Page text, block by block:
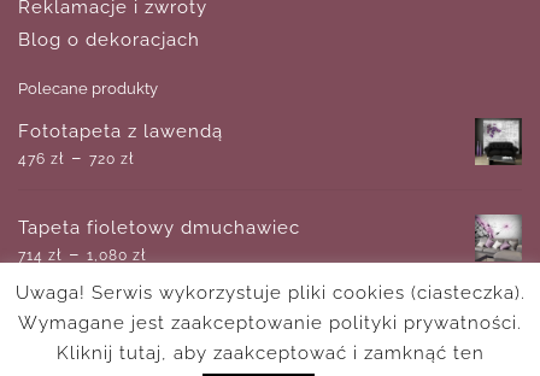
Reklamacje i zwroty
Blog o dekoracjach
Polecane produkty
Fototapeta z lawendą
476 zł – 720 zł
Tapeta fioletowy dmuchawiec
714 zł – 1,080 zł
Plakat przedstawiający kwiatowy malunek
– 170 zł
Uwaga! Serwis wykorzystuje pliki cookies (ciasteczka).
Wymagane jest zaakceptowanie polityki prywatności.
Kliknij tutaj, aby zaakceptować i zamknąć ten